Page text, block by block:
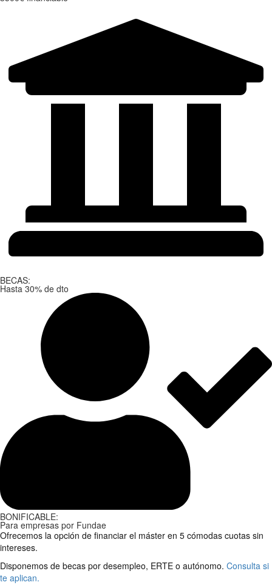
BECAS:
Hasta 30% de dto
BONIFICABLE:
Para empresas por Fundae
Ofrecemos la opción de financiar el máster en 5 cómodas cuotas sin
intereses.
Disponemos de becas por desempleo, ERTE o autónomo. Consulta si
te aplican.